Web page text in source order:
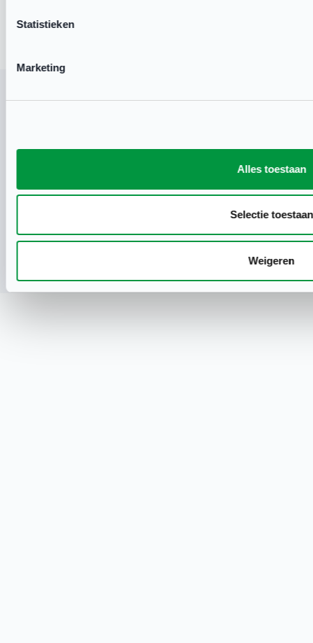
Statistieken
Marketing
Alles toestaan
Selectie toestaan
Weigeren
Privacyverklaring Clubbase